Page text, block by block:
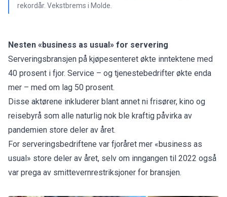
rekordår. Vekstbrems i Molde.
Nesten «business as usual» for servering
Serveringsbransjen på kjøpesenteret økte inntektene med
40 prosent i fjor. Service – og tjenestebedrifter økte enda
mer – med om lag 50 prosent.
Disse aktørene inkluderer blant annet ni frisører, kino og
reisebyrå som alle naturlig nok ble kraftig påvirka av
pandemien store deler av året.
For serveringsbedriftene var fjoråret mer «business as
usual» store deler av året, selv om inngangen til 2022 også
var prega av smittevernrestriksjoner for bransjen.